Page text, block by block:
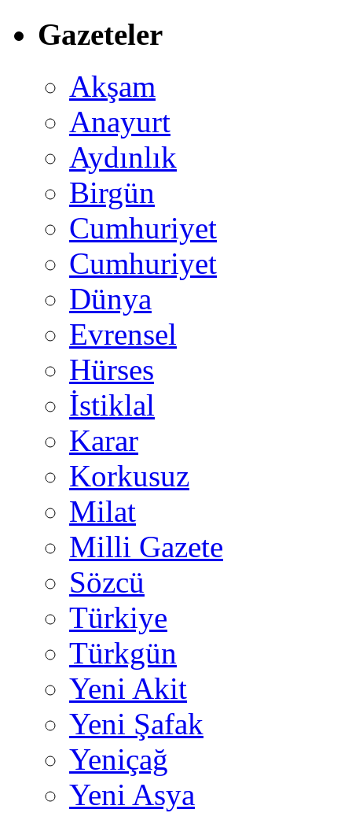
Gazeteler
Akşam
Anayurt
Aydınlık
Birgün
Cumhuriyet
Cumhuriyet
Dünya
Evrensel
Hürses
İstiklal
Karar
Korkusuz
Milat
Milli Gazete
Sözcü
Türkiye
Türkgün
Yeni Akit
Yeni Şafak
Yeniçağ
Yeni Asya